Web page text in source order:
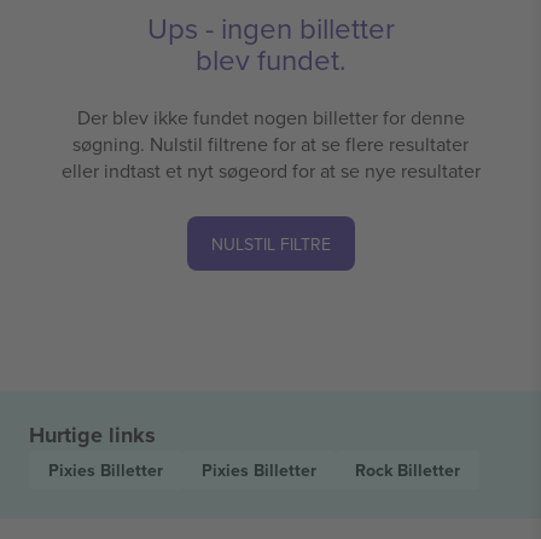
Ups - ingen billetter
blev fundet.
Der blev ikke fundet nogen billetter for denne
søgning. Nulstil filtrene for at se flere resultater
eller indtast et nyt søgeord for at se nye resultater
NULSTIL FILTRE
Hurtige links
Pixies Billetter Pixies Billetter Rock Billetter